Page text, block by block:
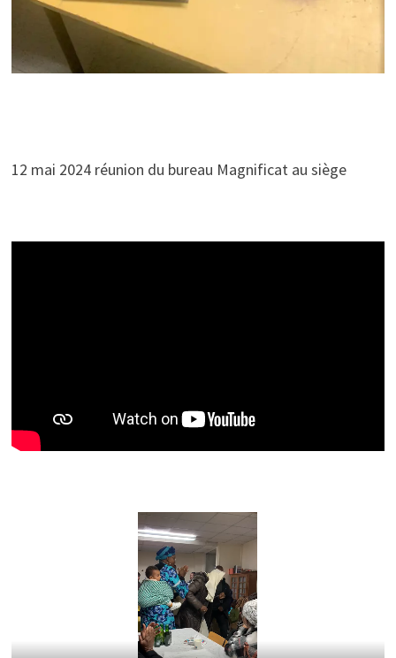
12 mai 2024 réunion du bureau Magnificat au siège